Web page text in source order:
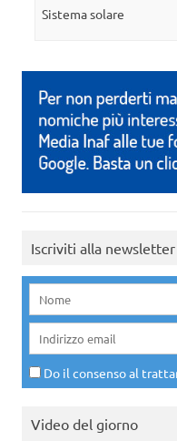
Sistema solare
Iscriviti alla newsletter
Do il consenso al
Video del giorno